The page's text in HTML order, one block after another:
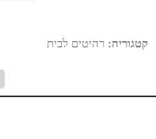
קטגוריה: רהיטים לבית